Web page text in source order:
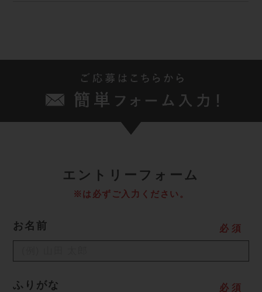
エ ントリーフォーム
※は必ずご入力ください。
お名前 必 須
ふりがな 必 須